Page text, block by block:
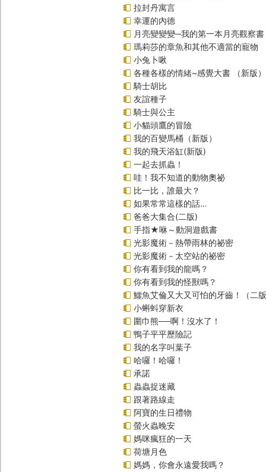
拉封丹寓言
幸運的內德
月亮變變變─我的第一本月亮觀察書
瑪莉莎的章魚和其他不適當的寵物
小兔卜啾
各種各樣的情緒~感覺大書 （新版）
騎士胡比
友誼種子
騎士與公主
小貓頭鷹的冒險
我的百變馬桶（新版）
我的飛天浴缸(新版)
一起去抓蟲！
哇！我不知道的動物奧祕
比一比，誰最大？
如果常常這樣的話…
爸爸大集合(二版)
手指★咻～動洞遊戲書
光影魔術－熱帶雨林的祕密
光影魔術－太空站的祕密
你有看到我的龍嗎？
你有看到我的怪獸嗎？
鱷魚艾倫又大又可怕的牙齒！（二
小蝌蚪穿新衣
圍巾熊──啊！沒水了！
鴨子平平歷險記
我的名字叫葉子
哈囉！哈囉！
承諾
蟲蟲捉迷藏
跟著路線走
阿寶的生日禮物
螢火蟲晚安
媽咪瘋狂的一天
荷塘月色
媽媽，你會永遠愛我嗎？